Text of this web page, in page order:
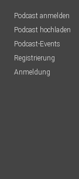
Podcast anmelden
Podcast hochladen
Podcast-Events
Registrierung
Anmeldung